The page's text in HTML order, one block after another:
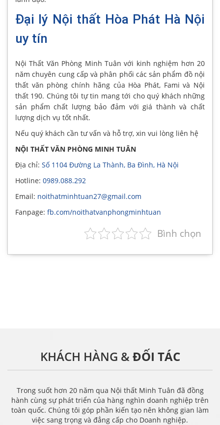
Đại lý Nội thất Hòa Phát Hà Nội
uy tín
Nội Thất Văn Phòng Minh Tuân với kinh nghiệm hơn 20
năm chuyên cung cấp và phân phối các sản phẩm đồ nội
thất văn phòng chính hãng của Hòa Phát, Fami và Nội
thất 190. Chúng tôi tự tin mang tới cho quý khách những
sản phẩm chất lượng bảo đảm với giá thành và chất
lượng dịch vụ tốt nhất.
Nếu quý khách cần tư vấn và hỗ trợ, xin vui lòng liên hệ
NỘI THẤT VĂN PHÒNG MINH TUÂN
Địa chỉ: Số 1104 Đường La Thành, Ba Đình, Hà Nội
Hotline: 0989.088.292
Email: noithatminhtuan27@gmail.com
Fanpage: fb.com/noithatvanphongminhtuan
Bình chọn
KHÁCH HÀNG &ĐỐI TÁC
Trong suốt hơn 20 năm qua Nội thất Minh Tuân đã đồng
hành cùng sự phát triển của hàng nghìn doanh nghiệp trên
toàn quốc. Chúng tôi góp phần kiến tạo nên không gian làm
việc sang trọng và đẳng cấp cho Doanh nghiệp.